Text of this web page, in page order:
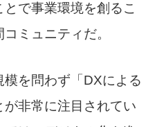
とで事業環境を創るこ
ミュニティだ。
を問わず「DXによる
非常に注目されてい